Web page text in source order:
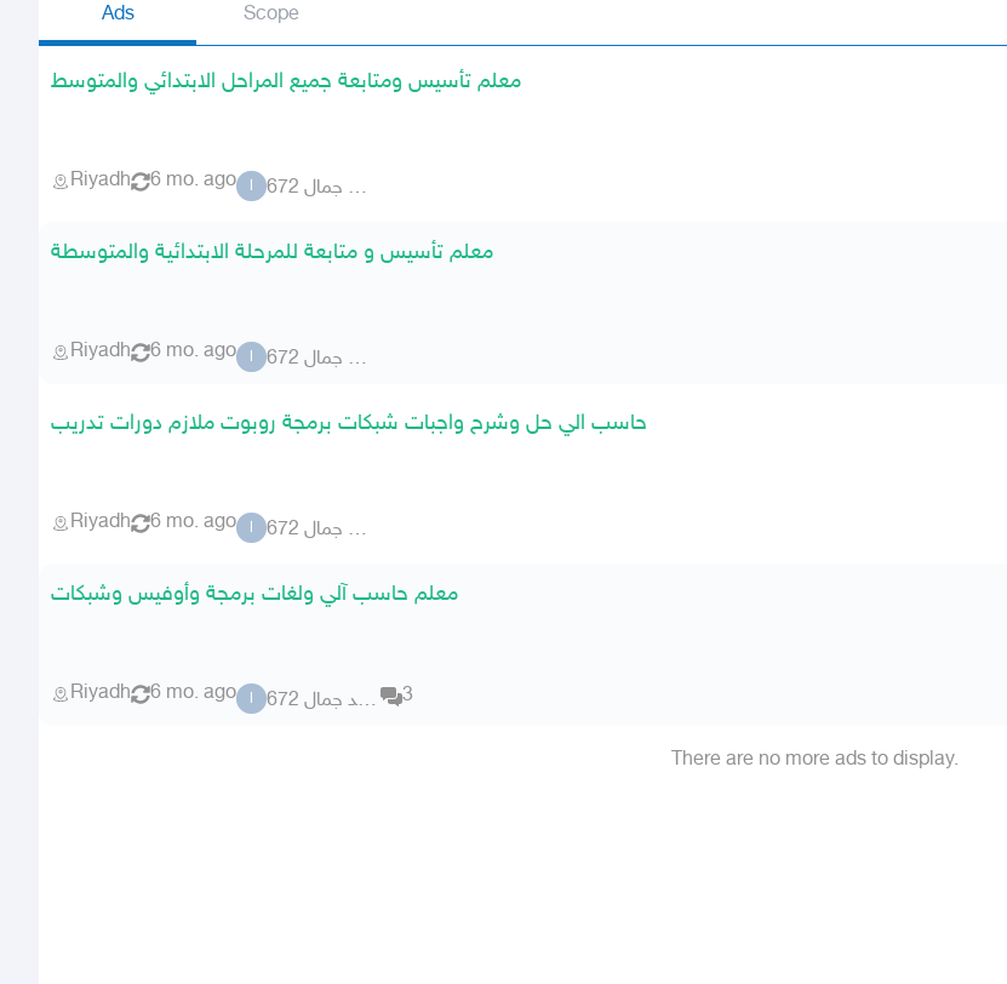
Ads Scope
معلم تأسيس ومتابعة جميع المراحل الابتدائي والمتوسط
Riyadh 6 mo. ago ا احمد جمال 672
معلم تأسيس و متابعة للمرحلة الابتدائية والمتوسطة
Riyadh 6 mo. ago ا احمد جمال 672
حاسب الي حل وشرح واجبات شبكات برمجة روبوت ملازم دورات تدريب
Riyadh 6 mo. ago ا احمد جمال 672
معلم حاسب آلي ولغات برمجة وأوفيس وشبكات
Riyadh 6 mo. ago ا احمد جمال 672 3
There are no more ads to display.